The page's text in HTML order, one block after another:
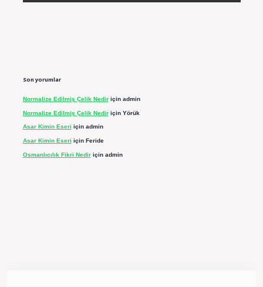
Son yorumlar
Normalize Edilmiş Çelik Nediriçin admin
Normalize Edilmiş Çelik Nediriçin Yörük
Asar Kimin Eseri için admin
Asar Kimin Eseri için Feride
Osmanlıcılık Fikri Nediriçin admin